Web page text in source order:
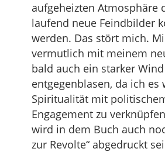
aufgeheizten Atmosphäre
laufend neue Feindbilder
werden. Das stört mich.
vermutlich mit meinem
bald auch ein starker Wind
entgegenblasen, da ich es
Spiritualität mit
Engagement zu
wird in dem Buch auch
zur Revolte“ abgedruckt